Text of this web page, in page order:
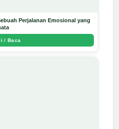
Perjalanan Emosional yang
/ Baca